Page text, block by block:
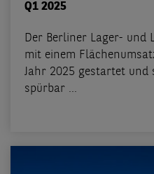
Q1 2025
Der Berliner Lager- und
mit einem
Jahr 2025 gestartet und
spürbar ...